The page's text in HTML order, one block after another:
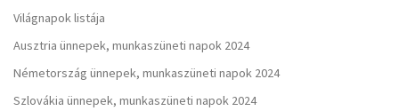
Világnapok listája
Ausztria ünnepek, munkaszüneti napok 2024
Németország ünnepek, munkaszüneti napok 2024
Szlovákia ünnepek, munkaszüneti napok 2024